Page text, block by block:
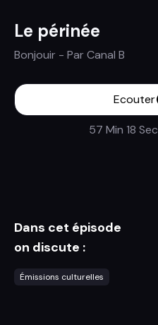
Le périnée
Bonjouir - ParCanal B
Ecouter
57 Min 18 Sec
Dans cet épisode
on discute :
Émissions culturelles